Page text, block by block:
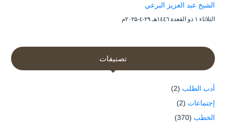
الشيخ عبد العزيز البرعي
الثلاثاء ۱ ذو القعدة ۱٤٤٦هـ ۲۹-٤-۲۰۲۵م
تصنيفات
أدب الطلب (2)
إجتماعات (2)
الخطب (370)